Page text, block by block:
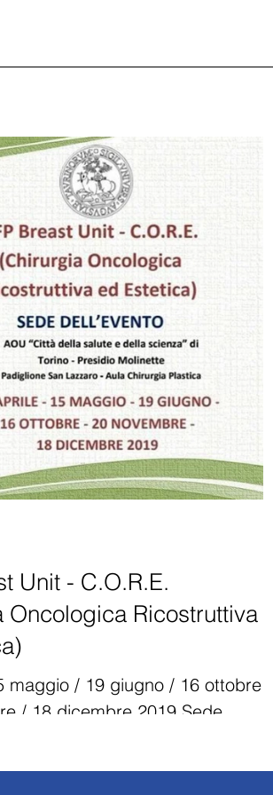
Unit - C.O.R.E.
Oncologica Ricostruttiva
maggio / 19 giugno / 16 ottobre
/ 18 dicembre 2019 Sede